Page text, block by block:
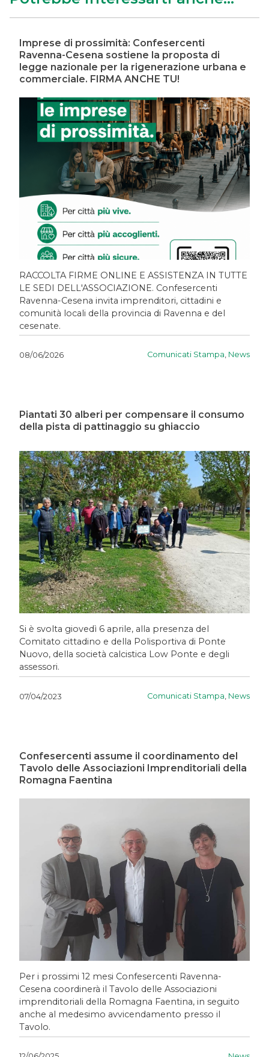
Imprese di prossimità: Confesercenti
Ravenna-Cesena sostiene la proposta di
legge nazionale per la rigenerazione urbana e
commerciale. FIRMA ANCHE TU!
RACCOLTA FIRME ONLINE E ASSISTENZA IN TUTTE
LE SEDI DELL'ASSOCIAZIONE. Confesercenti
Ravenna-Cesena invita imprenditori, cittadini e
comunità locali della provincia di Ravenna e del
cesenate.
08/06/2026 Comunicati Stampa, News
Piantati 30 alberi per compensare il consumo
della pista di pattinaggio su ghiaccio
Si è svolta giovedì 6 aprile, alla presenza del
Comitato cittadino e della Polisportiva di Ponte
Nuovo, della società calcistica Low Ponte e degli
assessori.
07/04/2023 Comunicati Stampa, News
Confesercenti assume il coordinamento del
Tavolo delle Associazioni Imprenditoriali della
Romagna Faentina
Per i prossimi 12 mesi Confesercenti Ravenna-
Cesena coordinerà il Tavolo delle Associazioni
imprenditoriali della Romagna Faentina, in seguito
anche al medesimo avvicendamento presso il
Tavolo.